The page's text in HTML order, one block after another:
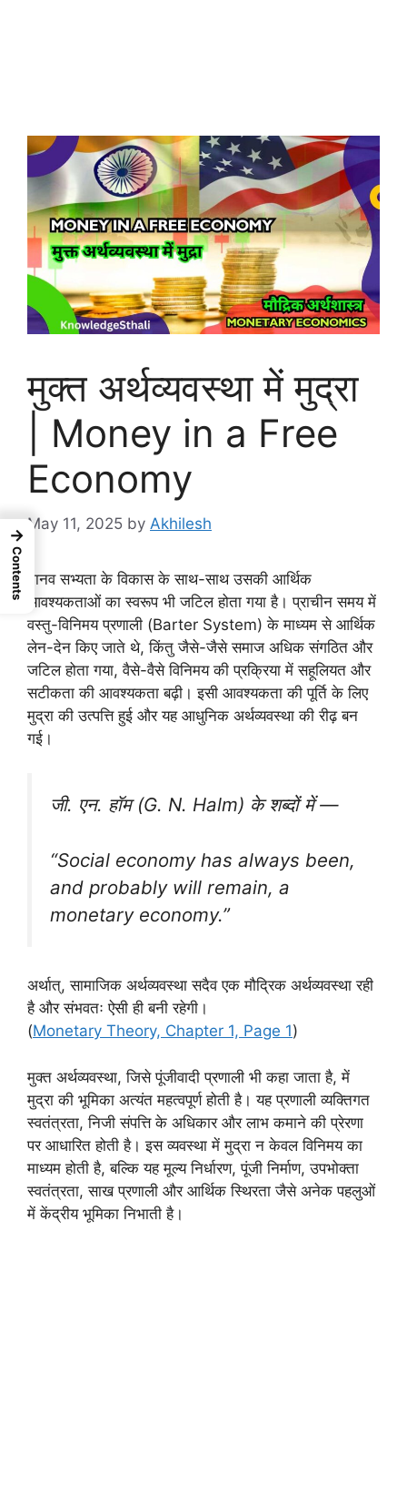
मुक्त अर्थव्यवस्था में मुद्रा
| Money in a Free
Economy
May 11, 2025 by Akhilesh
मानव सभ्यता के विकास के साथ-साथ उसकी आर्थिक
आवश्यकताओं का स्वरूप भी जटिल होता गया है। प्राचीन समय में
वस्तु-विनिमय प्रणाली (Barter System) के माध्यम से आर्थिक
लेन-देन किए जाते थे, किंतु जैसे-जैसे समाज अधिक संगठित और
जटिल होता गया, वैसे-वैसे विनिमय की प्रक्रिया में सहूलियत और
सटीकता की आवश्यकता बढ़ी। इसी आवश्यकता की पूर्ति के लिए
मुद्रा की उत्पत्ति हुई और यह आधुनिक अर्थव्यवस्था की रीढ़ बन
गई।
जी. एन. हॉम (G. N. Halm) के शब्दों में —
“Social economy has always been,
and probably will remain, a
monetary economy.”
अर्थात्, सामाजिक अर्थव्यवस्था सदैव एक मौद्रिक अर्थव्यवस्था रही
है और संभवतः ऐसी ही बनी रहेगी।
(Monetary Theory, Chapter 1, Page 1)
मुक्त अर्थव्यवस्था, जिसे पूंजीवादी प्रणाली भी कहा जाता है, में
मुद्रा की भूमिका अत्यंत महत्वपूर्ण होती है। यह प्रणाली व्यक्तिगत
स्वतंत्रता, निजी संपत्ति के अधिकार और लाभ कमाने की प्रेरणा
पर आधारित होती है। इस व्यवस्था में मुद्रा न केवल विनिमय का
माध्यम होती है, बल्कि यह मूल्य निर्धारण, पूंजी निर्माण, उपभोक्ता
स्वतंत्रता, साख प्रणाली और आर्थिक स्थिरता जैसे अनेक पहलुओं
में केंद्रीय भूमिका निभाती है।
→
Contents